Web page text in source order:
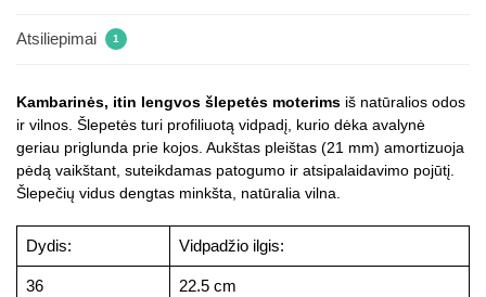
Atsiliepimai 1
Kambarinės, itin lengvos šlepetės moterims iš natūralios odos
ir vilnos. Šlepetės turi profiliuotą vidpadį, kurio dėka avalynė
geriau priglunda prie kojos. Aukštas pleištas (21 mm) amortizuoja
pėdą vaikštant, suteikdamas patogumo ir atsipalaidavimo pojūtį.
Šlepečių vidus dengtas minkšta, natūralia vilna.
Dydis: Vidpadžio ilgis:
36 22.5 cm